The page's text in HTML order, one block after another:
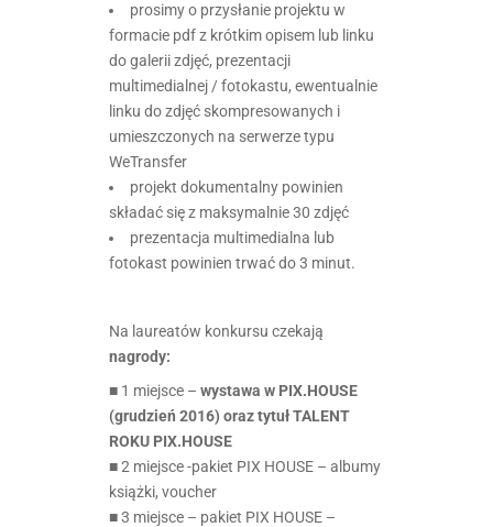
prosimy o przysłanie projektu w
formacie pdf z krótkim opisem lub linku
do galerii zdjęć, prezentacji
multimedialnej / fotokastu, ewentualnie
linku do zdjęć skompresowanych i
umieszczonych na serwerze typu
WeTransfer
projekt dokumentalny powinien
składać się z maksymalnie 30 zdjęć
prezentacja multimedialna lub
fotokast powinien trwać do 3 minut.
Na laureatów konkursu czekają
nagrody:
■ 1 miejsce – wystawa w PIX.HOUSE
(grudzień 2016) oraz tytuł TALENT
ROKU PIX.HOUSE
■ 2 miejsce -pakiet PIX HOUSE – albumy
książki, voucher
■ 3 miejsce – pakiet PIX HOUSE –